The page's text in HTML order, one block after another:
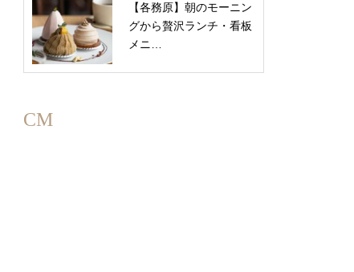
【各務原】朝のモーニン
グから贅沢ランチ・看板
メニ…
CM